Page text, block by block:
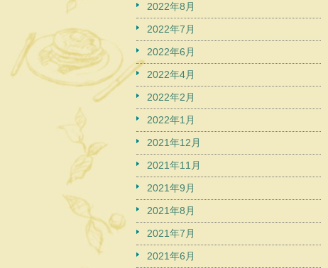
2022年8月
2022年7月
2022年6月
2022年4月
2022年2月
2022年1月
2021年12月
2021年11月
2021年9月
2021年8月
2021年7月
2021年6月